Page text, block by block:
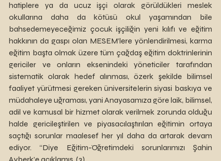
hatiplere ya da ucuz işçi olarak görüldükleri meslek
okullarına daha da kötüsü okul yaşamından bile
bahsedemeyeceğimiz çocuk işçiliğin yeni kılıfı ve eğitim
hakkının da gaspı olan MESEM’lere yönlendirilmesi, karma
eğitim başta olmak üzere tüm çağdaş eğitim doktrinlerinin
gericiler ve onların eksenindeki yöneticiler tarafından
sistematik olarak hedef alınması, özerk şekilde bilimsel
faaliyet yürütmesi gereken üniversitelerin siyasi baskıya ve
müdahaleye uğraması, yani Anayasamıza göre laik, bilimsel,
adil ve kamusal bir hizmet olarak verilmek zorunda olduğu
halde gericileştirilen ve piyasacılaştırılan eğitimin ortaya
saçtığı sorunlar maalesef her yıl daha da artarak devam
ediyor. “Diye Eğitim-Öğretimdeki sorunlarımızı Şahin